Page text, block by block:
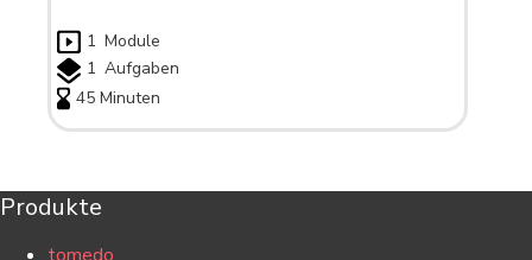
1 Module
1 Aufgaben
45 Minuten
Produkte